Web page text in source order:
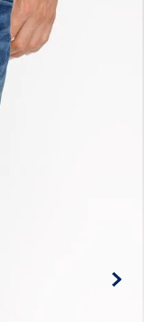
pantalon
chaqueta cuero
jeans